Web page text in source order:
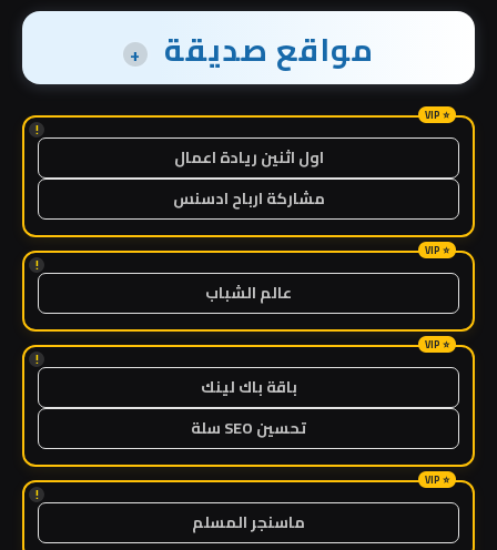
مواقع صديقة +
!
اول اثنين ريادة اعمال
مشاركة ارباح ادسنس
!
عالم الشباب
!
باقة باك لينك
تحسين SEO سلة
!
ماسنجر المسلم